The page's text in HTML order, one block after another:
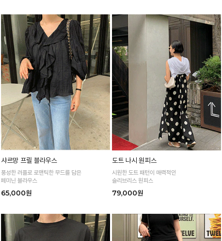
샤르망 프릴 블라우스
풍성한 러플로 로맨틱한 무드를 담은
페미닌 블라우스
65,000원
도트 나시 원피스
시원한 도트 패턴이 매력적인
슬리브리스 원피스
79,000원